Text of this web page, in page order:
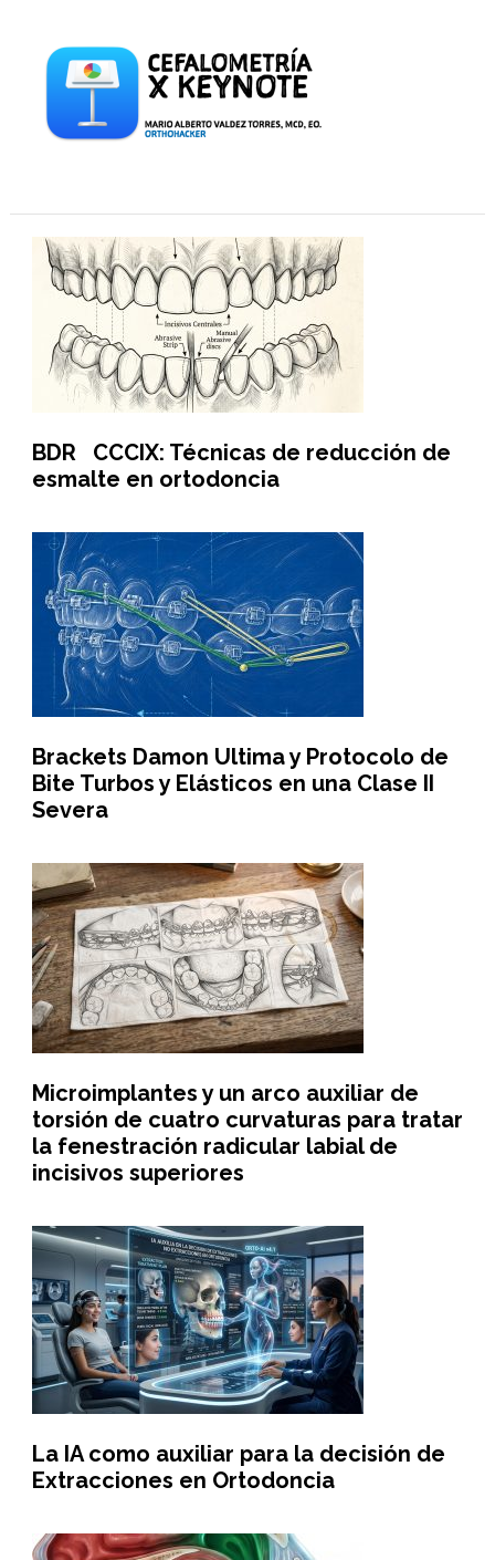
BDR CCCIX: Técnicas de reducción de
esmalte en ortodoncia
Brackets Damon Ultima y Protocolo de
Bite Turbos y Elásticos en una Clase II
Severa
Microimplantes y un arco auxiliar de
torsión de cuatro curvaturas para tratar
la fenestración radicular labial de
incisivos superiores
La IA como auxiliar para la decisión de
Extracciones en Ortodoncia